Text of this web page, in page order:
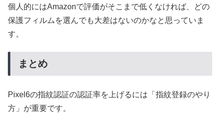
個人的にはAmazonで評価がそこまで低くなければ、どの
保護フィルムを選んでも大差はないのかなと思っていま
す。
まとめ
Pixel6の指紋認証の認証率を上げるには「指紋登録のやり
方」が重要です。